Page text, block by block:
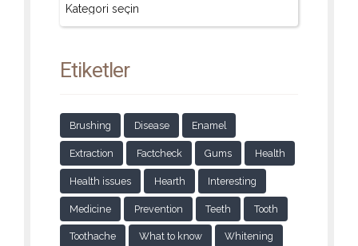
Etiketler
Brushing Disease Enamel
Extraction Factcheck Gums Health
Health issues Hearth Interesting
Medicine Prevention Teeth Tooth
Toothache What to know Whitening